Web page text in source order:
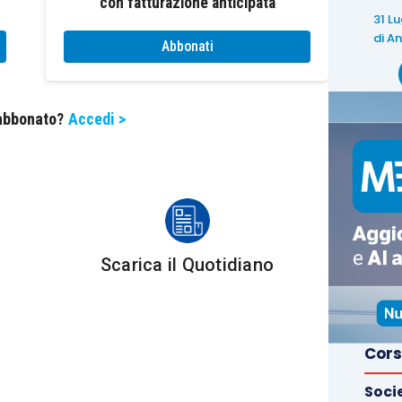
totale operazioni “con l’estero” effettuate e
solare precedente
(o dei dodici mesi
“rettificato” – che assume rilievo per il
(indicate nel rigo VE 30 del modello Iva) – è
del quadro VE del modello Iva:VE50 (
7-septies,
non imponibili indicate nel rigo VE30 è
esportatore
nel
Abbonati
Accedi >
Scarica il Quotidiano
31
di